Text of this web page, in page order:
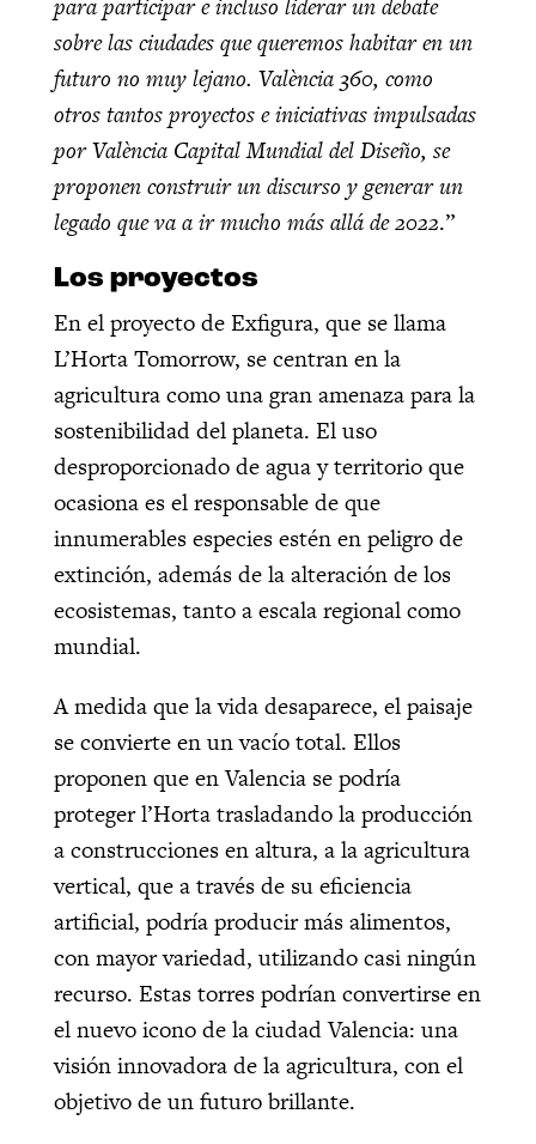
sobre las ciudades que queremos habitar en un
futuro no muy lejano. València 360, como
otros tantos proyectos e iniciativas impulsadas
por València Capital Mundial del Diseño, se
proponen construir un discurso y generar un
legado que va a ir mucho más allá de 2022.”
Los proyectos
En el proyecto de Exfigura, que se llama
L’Horta Tomorrow, se centran en la
agricultura como una gran amenaza para la
sostenibilidad del planeta. El uso
desproporcionado de agua y territorio que
ocasiona es el responsable de que
innumerables especies estén en peligro de
extinción, además de la alteración de los
ecosistemas, tanto a escala regional como
mundial.
A medida que la vida desaparece, el paisaje
se convierte en un vacío total. Ellos
proponen que en Valencia se podría
proteger l’Horta trasladando la producción
a construcciones en altura, a la agricultura
vertical, que a través de su eficiencia
artificial, podría producir más alimentos,
con mayor variedad, utilizando casi ningún
recurso. Estas torres podrían convertirse en
el nuevo icono de la ciudad Valencia: una
visión innovadora de la agricultura, con el
objetivo de un futuro brillante.